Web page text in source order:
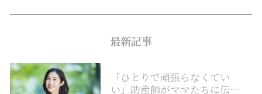
最新記事
「ひとりで頑張らなくてい
い」助産師がママたちに伝…